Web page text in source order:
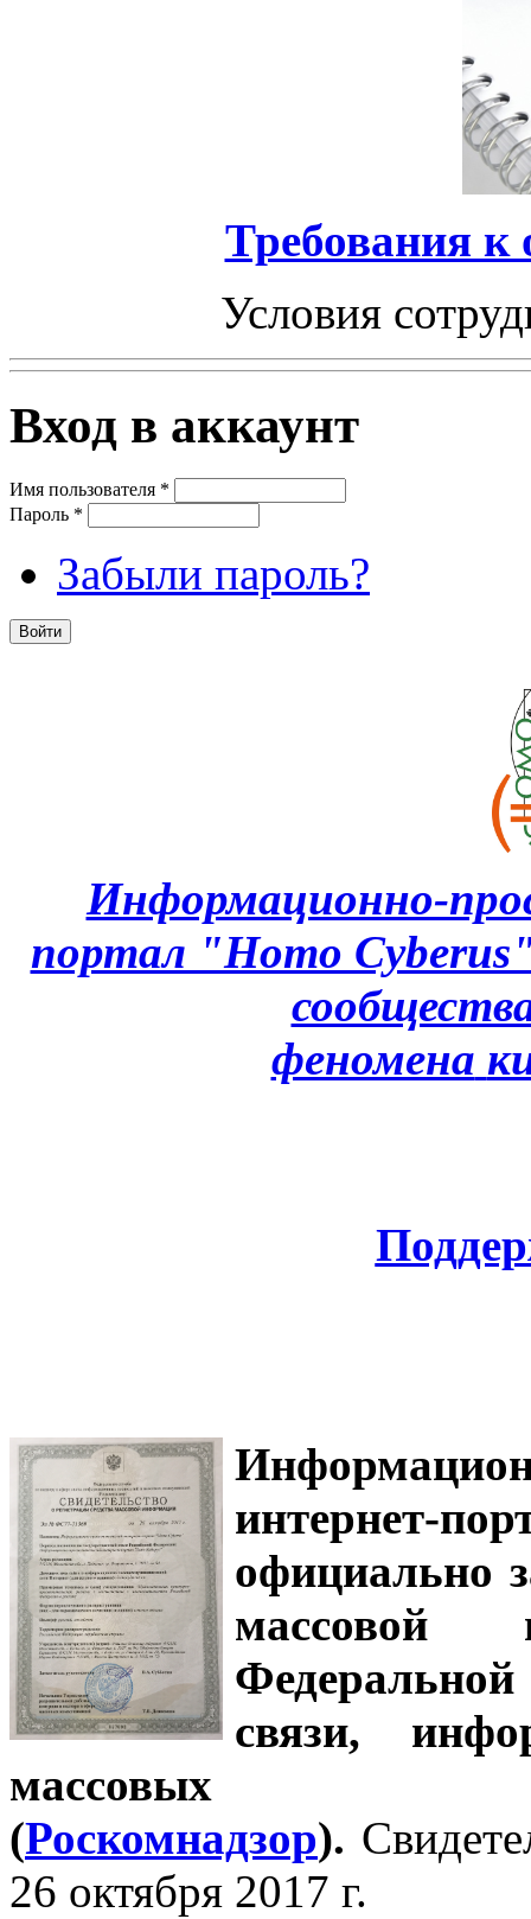
Требования к
Условия
Вход в аккаунт
Имя пользователя *
Пароль *
Забыли пароль?
Информационно-
портал "Homo
феномена
интернет-
официально
связи,
массовых
(Роскомнадзор).
26 октября 2017 г.